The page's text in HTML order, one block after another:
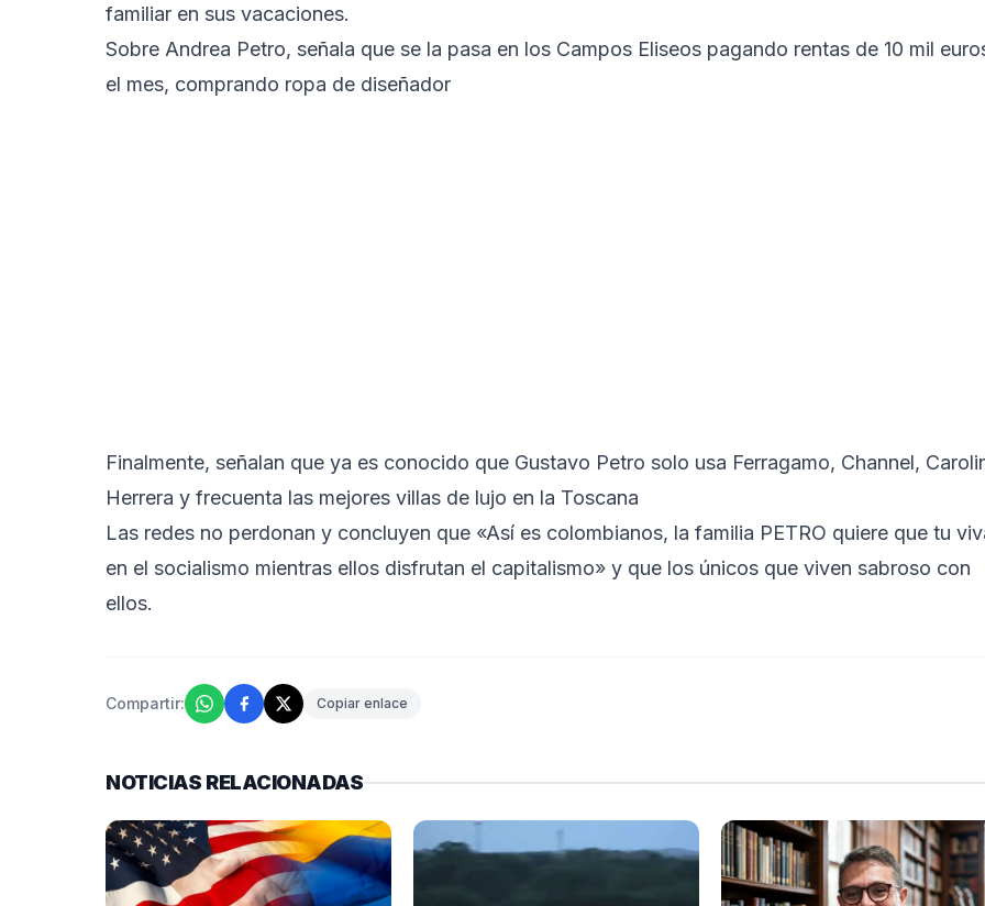
familiar en sus vacaciones.
Sobre Andrea Petro, señala que se la pasa en los Campos Eliseos pagando rentas de 10 mil
el mes, comprando ropa de diseñador
Finalmente, señalan que ya es conocido que Gustavo Petro solo usa Ferragamo, Channel,
Herrera y frecuenta las mejores villas de lujo en la Toscana
Las redes no perdonan y concluyen que «Así es colombianos, la familia PETRO quiere que tu
en el socialismo mientras ellos disfrutan el capitalismo» y que los únicos que viven sabroso con
ellos.
Compartir: Copiar enlace
NOTICIAS RELACIONADAS